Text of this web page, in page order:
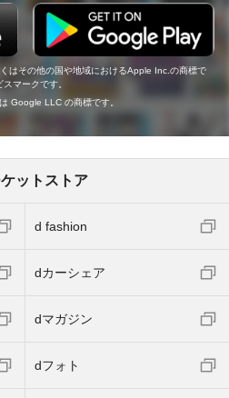
はその他の国や地域におけるApple Inc.の商標で
マークです。
Google LLC の商標です。
ットストア
d fashion
dカーシェア
dマガジン
dフォト